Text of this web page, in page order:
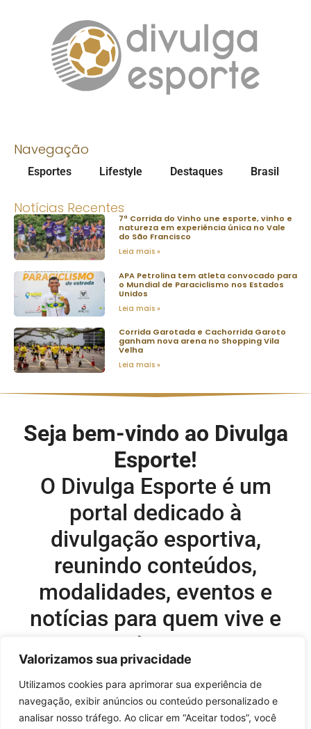
Valorizamos sua privacidade
Utilizamos cookies para aprimorar sua experiência de
navegação, exibir anúncios ou conteúdo personalizado e
analisar nosso tráfego. Ao clicar em “Aceitar todos”, você
Navegação
Esportes Lifestyle Destaques Brasil
Notícias Recentes
7ª Corrida do Vinho une esporte, vinho e
natureza em experiência única no Vale
do São Francisco
Leia mais »
APA Petrolina tem atleta convocado para
o Mundial de Paraciclismo nos Estados
Unidos
Leia mais »
Corrida Garotada e Cachorrida Garoto
ganham nova arena no Shopping Vila
Velha
Leia mais »
Seja bem-vindo ao Divulga
Esporte!
O Divulga Esporte é um
portal dedicado à
divulgação esportiva,
reunindo conteúdos,
modalidades, eventos e
notícias para quem vive e
acompanha o esporte.
Editor-chefe e comercial do site:
Flavio Perez –flavio@onboardsports.net
+55 11 99949-8035